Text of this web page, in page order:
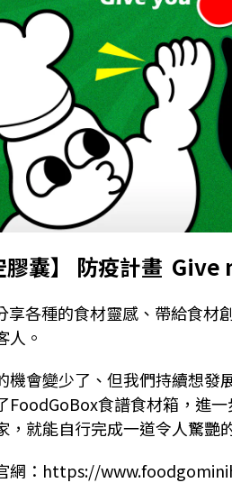
囊】 防疫計畫 Give
享各種的食材靈感、帶給食
人。
機會變少了、但我們持續想
FoodGoBox食譜食材箱，進
就能自行完成一道令人驚艷
： https://